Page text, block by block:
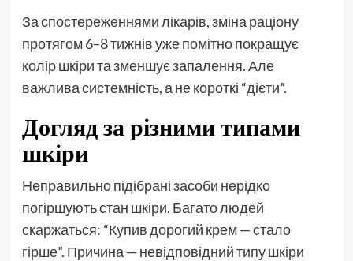
За спостереженнями лікарів, зміна раціону
протягом 6–8 тижнів уже помітно покращує
колір шкіри та зменшує запалення. Але
важлива системність, а не короткі “дієти”.
Догляд за різними типами
шкіри
Неправильно підібрані засоби нерідко
погіршують стан шкіри. Багато людей
скаржаться: “Купив дорогий крем — стало
гірше”. Причина — невідповідний типу шкіри